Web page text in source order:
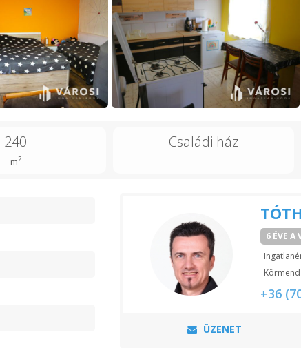
240
m2
Családi ház
6 ÉVE A
Körmend
+36
ÜZENET